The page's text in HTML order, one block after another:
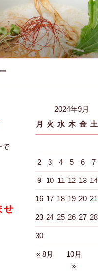
で
せ
2024年9月
月
火 水 木 金 土
2 3 4 5 6 7
9 10 11 12 13 14
16 17 18 19 20 21
23 24 25 26 27 28
30
« 8月
10月
»